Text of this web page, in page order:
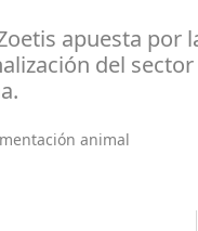
apuesta por
del
animal